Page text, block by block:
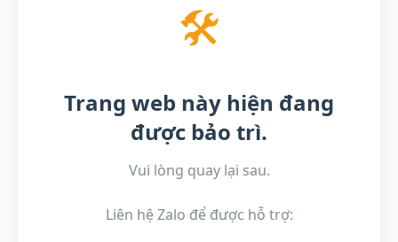
🛠️
Trang web này hiện đang
được bảo trì.
Vui lòng quay lại sau.
Liên hệ Zalo để được hỗ trợ: